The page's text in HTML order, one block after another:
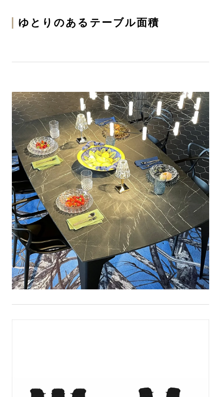
ゆとりのあるテーブル面積